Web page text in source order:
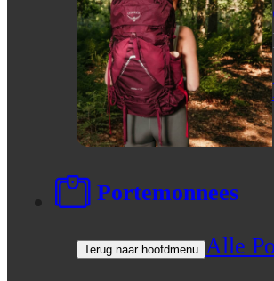
Portemonnees
Terug naar hoofdmenu Alle